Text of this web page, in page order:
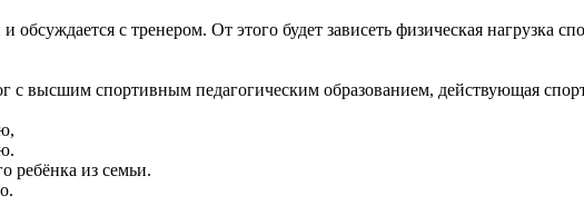
обсуждается с тренером. От этого будет зависеть физическая нагрузка
с высшим спортивным педагогическим образованием, действующая
ребёнка из семьи.